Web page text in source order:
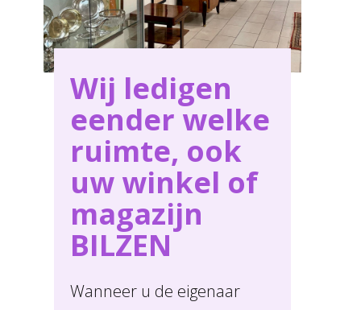
Wij ledigen
eender welke
ruimte, ook
uw winkel of
magazijn
BILZEN
Wanneer u de eigenaar